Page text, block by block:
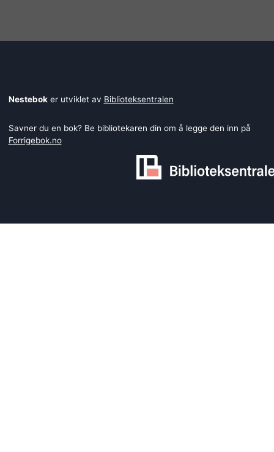
Nesteboker utviklet av Biblioteksentralen
Savner du en bok? Be bibliotekaren din om å legge den inn på
Forrigebok.no